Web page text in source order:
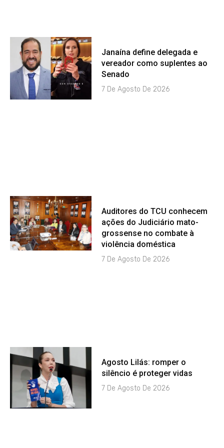
Janaína define delegada e
vereador como suplentes ao
Senado
7 De Agosto De 2026
Auditores do TCU conhecem
ações do Judiciário mato-
grossense no combate à
violência doméstica
7 De Agosto De 2026
Agosto Lilás: romper o
silêncio é proteger vidas
7 De Agosto De 2026